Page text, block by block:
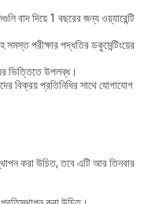
বাদ দিয়ে 1 বছরের জন্য ওয়্যারেন্টি
পরীক্ষার পদ্ধতির ডকুমেন্টিংয়ের
ভিত্তিতে উপলব্ধ।
বিক্রয় প্রতিনিধির সাথে যোগাযোগ
করা উচিত, তবে এটি আর তিনবার